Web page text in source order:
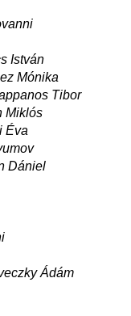
István
Mónika
Tibor
Miklós
Éva
Dániel
Ádám